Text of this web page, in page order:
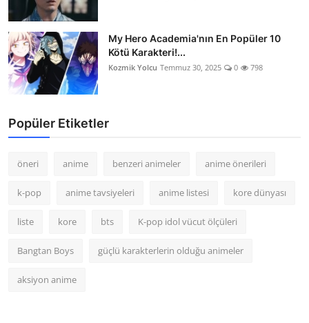
My Hero Academia'nın En Popüler 10
Kötü Karakteri!...
Kozmik Yolcu Temmuz 30, 2025 0 798
Popüler Etiketler
öneri anime benzeri animeler anime önerileri
k-pop anime tavsiyeleri anime listesi kore dünyası
liste kore bts K-pop idol vücut ölçüleri
Bangtan Boys güçlü karakterlerin olduğu animeler
aksiyon anime